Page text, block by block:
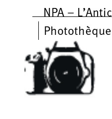
Aller au contenu
NPA –
Photothèque